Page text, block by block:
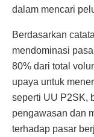
dalam mencari
Berdasarkan
mendominasi
80% dari total
upaya untuk
seperti UU P2SK,
pengawasan dan
terhadap pasar